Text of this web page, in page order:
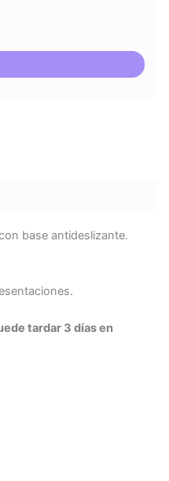
base antideslizante.
tardar 3 días en